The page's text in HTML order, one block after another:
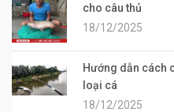
cho câu thủ
18/12/2025
Hướng dẫn cách
loại cá
18/12/2025